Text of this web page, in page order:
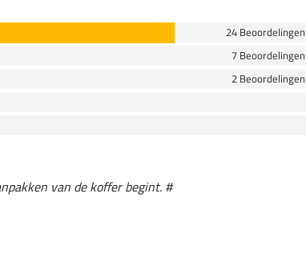
24 Beoordelingen
7 Beoordelingen
2 Beoordelingen
van de koffer begint. #